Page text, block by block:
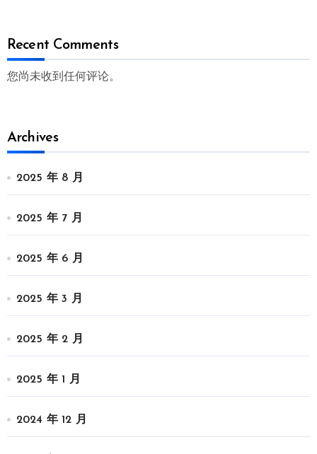
Recent Comments
您尚未收到任何评论。
Archives
2025 年 8 月
2025 年 7 月
2025 年 6 月
2025 年 3 月
2025 年 2 月
2025 年 1 月
2024 年 12 月